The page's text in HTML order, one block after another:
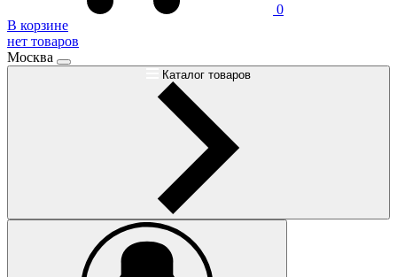
0
В корзине
нет товаров
Москва
Каталог товаров